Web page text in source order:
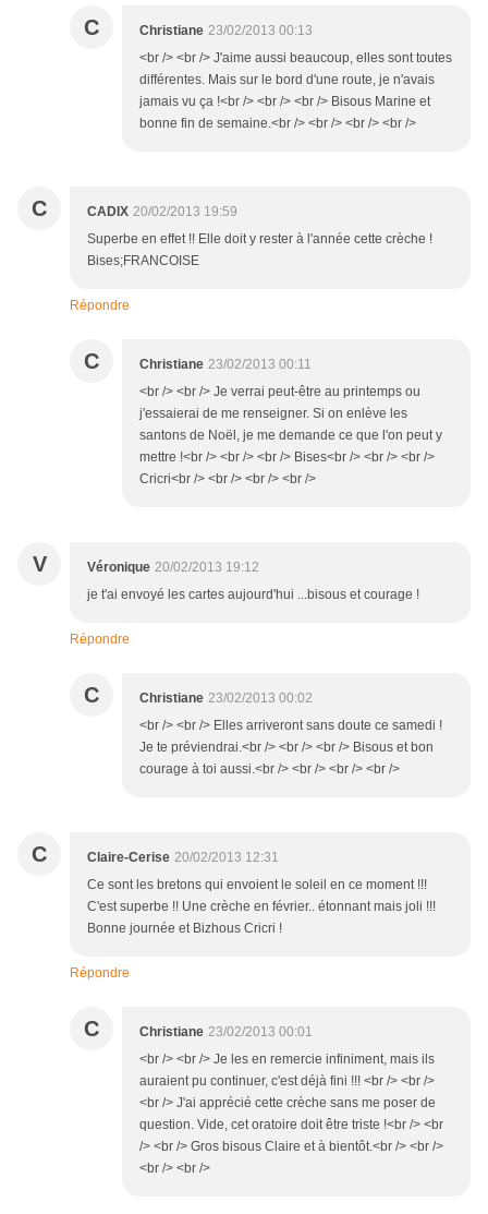
C Christiane 23/02/2013 00:13
<br /> <br /> J'aime aussi beaucoup, elles sont toutes
différentes. Mais sur le bord d'une route, je n'avais
jamais vu ça !<br /> <br /> <br /> Bisous Marine et
bonne fin de semaine.<br /> <br /> <br /> <br />
C CADIX 20/02/2013 19:59
Superbe en effet !! Elle doit y rester à l'année cette crèche !
Bises;FRANCOISE
Répondre
C Christiane 23/02/2013 00:11
<br /> <br /> Je verrai peut-être au printemps ou
j'essaierai de me renseigner. Si on enlève les
santons de Noël, je me demande ce que l'on peut y
mettre !<br /> <br /> <br /> Bises<br /> <br /> <br />
Cricri<br /> <br /> <br /> <br />
V Véronique 20/02/2013 19:12
je t'ai envoyé les cartes aujourd'hui ...bisous et courage !
Répondre
C Christiane 23/02/2013 00:02
<br /> <br /> Elles arriveront sans doute ce samedi !
Je te préviendrai.<br /> <br /> <br /> Bisous et bon
courage à toi aussi.<br /> <br /> <br /> <br />
C Claire-Cerise 20/02/2013 12:31
Ce sont les bretons qui envoient le soleil en ce moment !!!
C'est superbe !! Une crèche en février.. étonnant mais joli !!!
Bonne journée et Bizhous Cricri !
Répondre
C Christiane 23/02/2013 00:01
<br /> <br /> Je les en remercie infiniment, mais ils
auraient pu continuer, c'est déjà fini !!! <br /> <br />
<br /> J'ai apprécié cette crèche sans me poser de
question. Vide, cet oratoire doit être triste !<br /> <br
/> <br /> Gros bisous Claire et à bientôt.<br /> <br />
<br /> <br />